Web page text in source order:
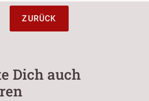
ZURÜCK
Dich auch